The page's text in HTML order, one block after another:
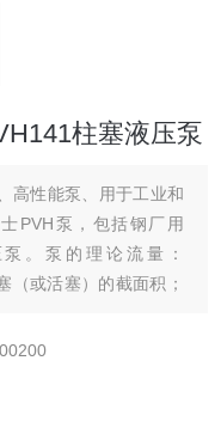
柱塞液压泵
高性能泵、用于工业和
PVH泵，包括钢厂用
泵。泵的理论流量：
（或活塞）的截面积；